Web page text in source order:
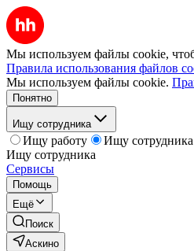
Мы используем файлы cookie,
Правила использования файлов
Мы используем файлы cookie.
Понятно
Ищу сотрудника
Ищу работу
Ищу сотрудника
Ищу сотрудника
Сервисы
Помощь
Ещё
Поиск
Аскино